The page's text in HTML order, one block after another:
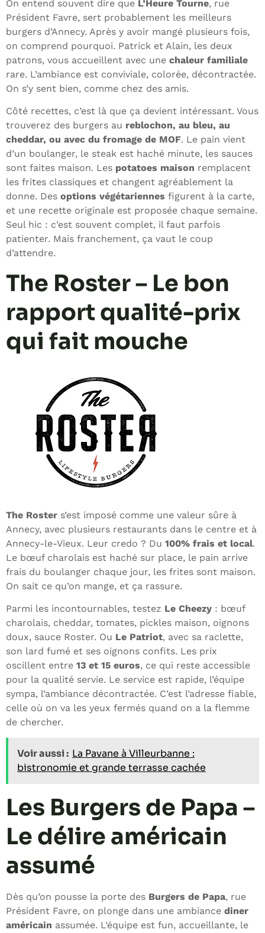
On entend souvent dire que L’Heure Tourne, rue
Président Favre, sert probablement les meilleurs
burgers d’Annecy. Après y avoir mangé plusieurs fois,
on comprend pourquoi. Patrick et Alain, les deux
patrons, vous accueillent avec une chaleur familiale
rare. L’ambiance est conviviale, colorée, décontractée.
On s’y sent bien, comme chez des amis.
Côté recettes, c’est là que ça devient intéressant. Vous
trouverez des burgers au reblochon, au bleu, au
cheddar, ou avec du fromage de MOF. Le pain vient
d’un boulanger, le steak est haché minute, les sauces
sont faites maison. Les potatoes maison remplacent
les frites classiques et changent agréablement la
donne. Des options végétariennes figurent à la carte,
et une recette originale est proposée chaque semaine.
Seul hic : c’est souvent complet, il faut parfois
patienter. Mais franchement, ça vaut le coup
d’attendre.
The Roster – Le bon
rapport qualité-prix
qui fait mouche
The Roster s’est imposé comme une valeur sûre à
Annecy, avec plusieurs restaurants dans le centre et à
Annecy-le-Vieux. Leur credo ? Du 100% frais et local.
Le bœuf charolais est haché sur place, le pain arrive
frais du boulanger chaque jour, les frites sont maison.
On sait ce qu’on mange, et ça rassure.
Parmi les incontournables, testez Le Cheezy : bœuf
charolais, cheddar, tomates, pickles maison, oignons
doux, sauce Roster. Ou Le Patriot, avec sa raclette,
son lard fumé et ses oignons confits. Les prix
oscillent entre 13 et 15 euros, ce qui reste accessible
pour la qualité servie. Le service est rapide, l’équipe
sympa, l’ambiance décontractée. C’est l’adresse fiable,
celle où on va les yeux fermés quand on a la flemme
de chercher.
Voir aussi : La Pavane à Villeurbanne :
bistronomie et grande terrasse cachée
Les Burgers de Papa –
Le délire américain
assumé
Dès qu’on pousse la porte des Burgers de Papa, rue
Président Favre, on plonge dans une ambiance diner
américain assumée. L’équipe est fun, accueillante, le